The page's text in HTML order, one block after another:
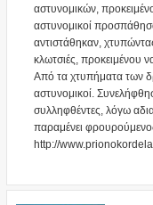
αστυνομικών,
αστυνομικοί
αντιστάθηκαν,
κλωτσιές, προκειμένου
Από τα χτυπήματα των
αστυνομικοί.
συλληφθέντες, λόγω
παραμένει
http://